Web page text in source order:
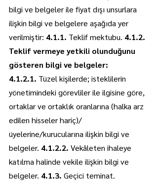
bilgi ve belgeler ile fiyat dışı unsurlara
ilişkin bilgi ve belgelere aşağıda yer
verilmiştir: 4.1.1. Teklif mektubu. 4.1.2.
Teklif vermeye yetkili olunduğunu
gösteren bilgi ve belgeler:
4.1.2.1. Tüzel kişilerde; isteklilerin
yönetimindeki görevliler ile ilgisine göre,
ortaklar ve ortaklık oranlarına (halka arz
edilen hisseler hariç)/
üyelerine/kurucularına ilişkin bilgi ve
belgeler. 4.1.2.2. Vekâleten ihaleye
katılma halinde vekile ilişkin bilgi ve
belgeler. 4.1.3. Geçici teminat.